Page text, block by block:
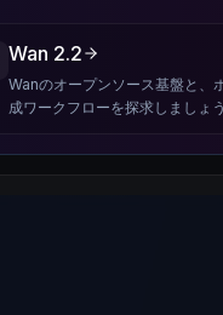
Wan 2.2
Wanのオープンソース基盤と、
成ワークフローを探求しましょう